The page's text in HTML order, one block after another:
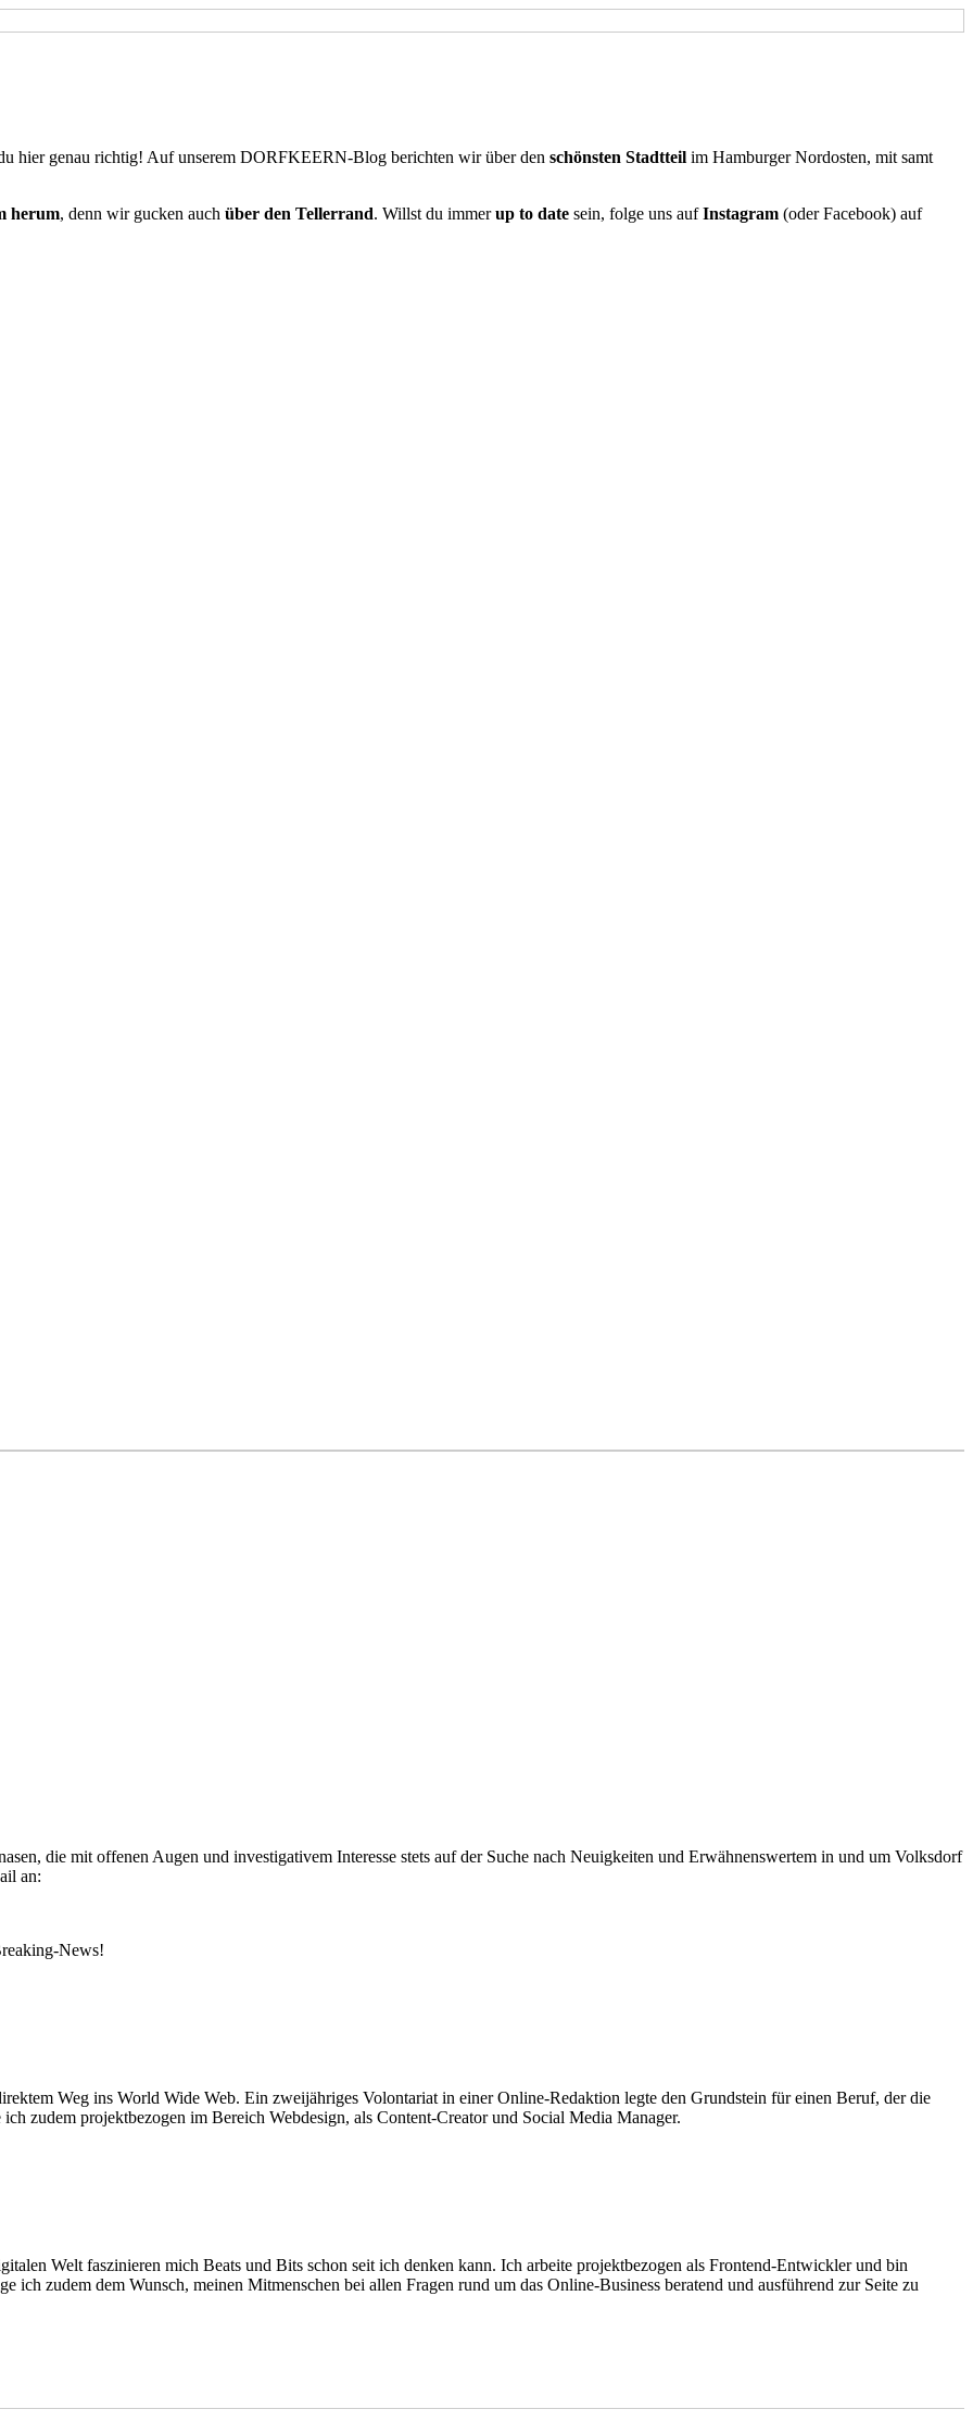
hier genau richtig! Auf unserem DORFKEERN-Blog berichten wir über den schönsten Stadtteil im Hamburger Nordosten, mit samt
herum, denn wir gucken auch über den Tellerrand. Willst du immerup to date sein, folge uns aufInstagram (oder Facebook) auf
die mit offenen Augen und investigativem Interesse stets auf der Suche nach Neuigkeiten und Erwähnenswertem in und um Volksdorf
an:
News!
Weg ins World Wide Web. Ein zweijähriges Volontariat in einer Online-Redaktion legte den Grundstein für einen Beruf, der die
zudem projektbezogen im Bereich Webdesign, als Content-Creator und Social Media Manager.
Welt faszinieren mich Beats und Bits schon seit ich denken kann. Ich arbeite projektbezogen als Frontend-Entwickler und bin
zudem dem Wunsch, meinen Mitmenschen bei allen Fragen rund um das Online-Business beratend und ausführend zur Seite zu